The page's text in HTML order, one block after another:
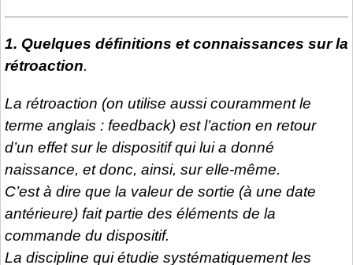
1. Quelques définitions et connaissances sur la
rétroaction.
La rétroaction (on utilise aussi couramment le
terme anglais : feedback) est l’action en retour
d’un effet sur le dispositif qui lui a donné
naissance, et donc, ainsi, sur elle-même.
C’est à dire que la valeur de sortie (à une date
antérieure) fait partie des éléments de la
commande du dispositif.
La discipline qui étudie systématiquement les